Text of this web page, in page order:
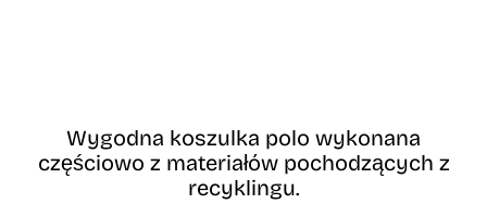
Wygodna koszulka polo wykonana
częściowo z materiałów pochodzących z
recyklingu.